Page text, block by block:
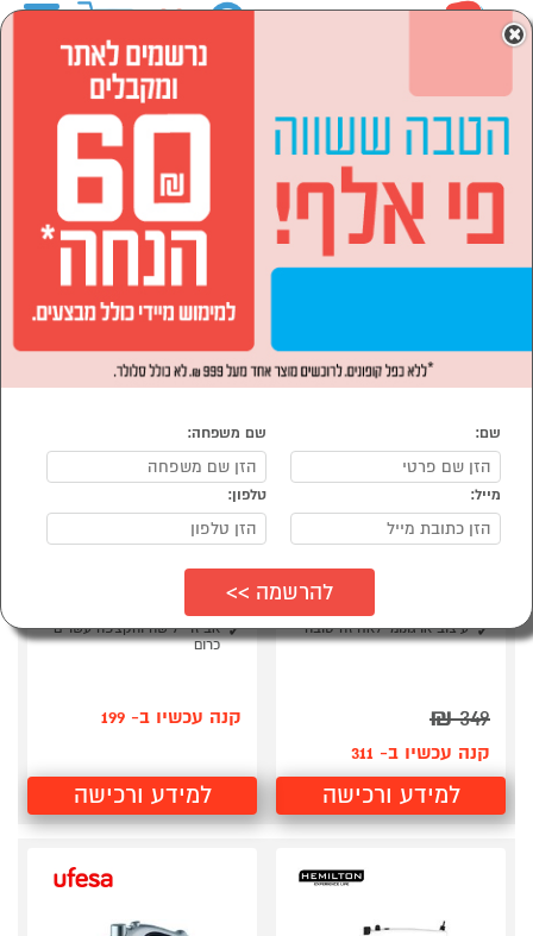
מיקסרים מיקסר ידני
מיקסר ידני
מיקסר יד בוש Bosch
עיצוב ארגונומי לאחיזה טובה
349
₪
קנה עכשיו ב- 311
למידע ורכישה
מיקסר יד DAVO
אביזרי לישה והקצפה עשויים
כרום
קנה עכשיו ב- 199
למידע ורכישה
×
שם: שם משפחה:
מייל: טלפון: